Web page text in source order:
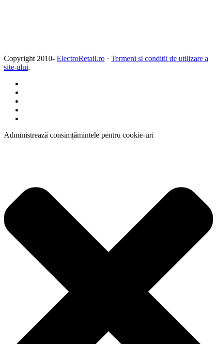
Copyright 2010- ElectroRetail.ro · Termeni si conditii de utilizare a
site-ului.
Administrează consimțămintele pentru cookie-uri